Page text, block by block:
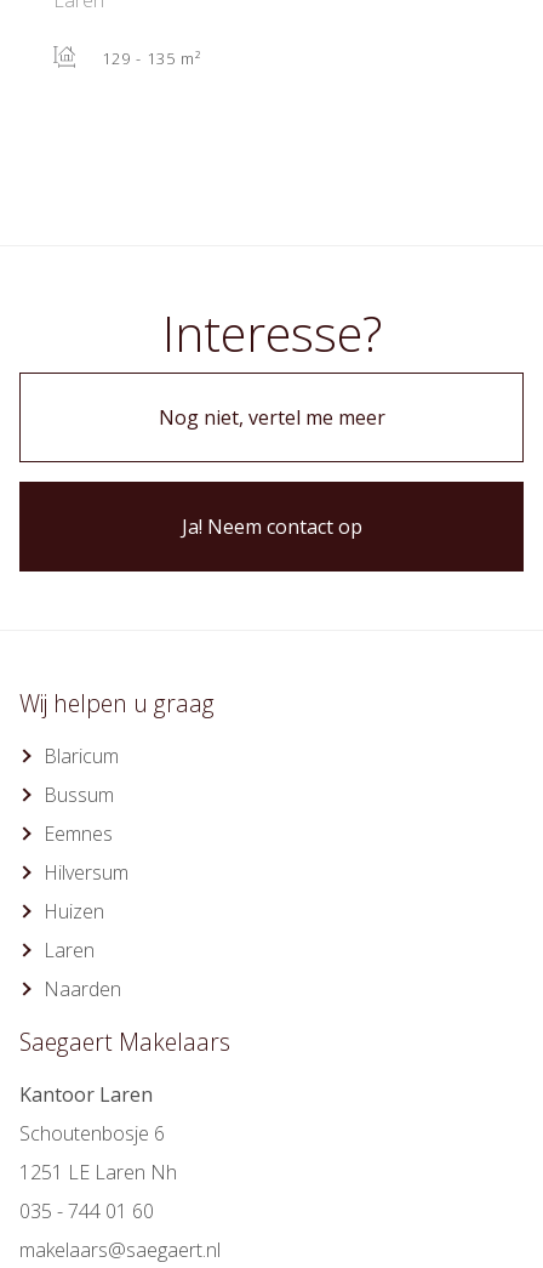
129 - 135 m²
Interesse?
Nog niet, vertel me meer
Ja! Neem contact op
Wij helpen u graag
Blaricum
Bussum
Eemnes
Hilversum
Huizen
Laren
Naarden
Saegaert Makelaars
Kantoor Laren
Schoutenbosje 6
1251 LE Laren Nh
035 - 744 01 60
makelaars@saegaert.nl